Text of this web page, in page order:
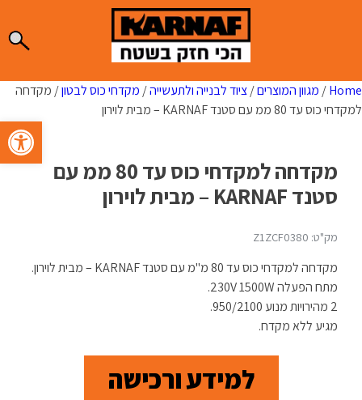
Home
/ מגוון המוצרים/ציוד לבנייה ולתעשייה/ מקדחי כוס לבטון/ מקדחה
למקדחי כוס עד 80 ממ עם סטנד KARNAF – מבית לוירון
מקדחה למקדחי כוס עד 80 ממ עם
סטנד KARNAF – מבית לוירון
מק"ט: Z1ZCF0380
מקדחה למקדחי כוס עד 80 מ"מ עם סטנד KARNAF – מבית לוירון.
מתח הפעלה 230V 1500W.
2 מהירויות מנוע 950/2100.
מגיע ללא מקדח.
למידע ורכישה
פתח